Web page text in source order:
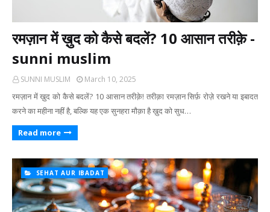
रमज़ान में ख़ुद को कैसे बदलें? 10 आसान तरीक़े -
sunni muslim
SUNNI MUSLIM March 10, 2025
रमज़ान में ख़ुद को कैसे बदलें? 10 आसान तरीक़े! तरीक़ा रमज़ान सिर्फ़ रोज़े रखने या इबादत
करने का महीना नहीं है, बल्कि यह एक सुनहरा मौक़ा है ख़ुद को सुध…
Read more
SEHAT AUR IBADAT